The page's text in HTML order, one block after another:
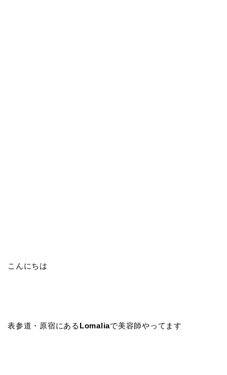
こんにちは
表参道・原宿にある Lomaliaで美容師やってます